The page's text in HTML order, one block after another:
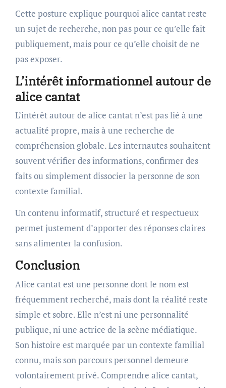
Cette posture explique pourquoi alice cantat reste
un sujet de recherche, non pas pour ce qu’elle fait
publiquement, mais pour ce qu’elle choisit de ne
pas exposer.
L’intérêt informationnel autour de
alice cantat
L’intérêt autour de alice cantat n’est pas lié à une
actualité propre, mais à une recherche de
compréhension globale. Les internautes souhaitent
souvent vérifier des informations, confirmer des
faits ou simplement dissocier la personne de son
contexte familial.
Un contenu informatif, structuré et respectueux
permet justement d’apporter des réponses claires
sans alimenter la confusion.
Conclusion
Alice cantat est une personne dont le nom est
fréquemment recherché, mais dont la réalité reste
simple et sobre. Elle n’est ni une personnalité
publique, ni une actrice de la scène médiatique.
Son histoire est marquée par un contexte familial
connu, mais son parcours personnel demeure
volontairement privé. Comprendre alice cantat,